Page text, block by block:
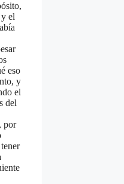
el
eso
y
el
del
por